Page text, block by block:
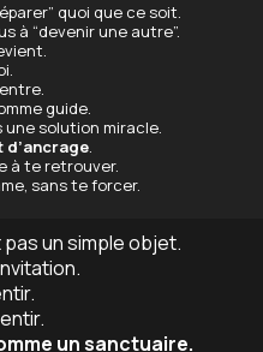
quoi que ce soit.
à “devenir une autre”.
guide.
une solution miracle.
d’ancrage.
à te retrouver.
sans te forcer.
pas un simple objet.
un sanctuaire.